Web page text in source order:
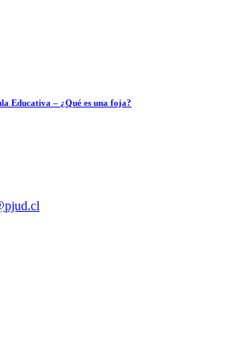
Educativa – ¿Qué es una foja?